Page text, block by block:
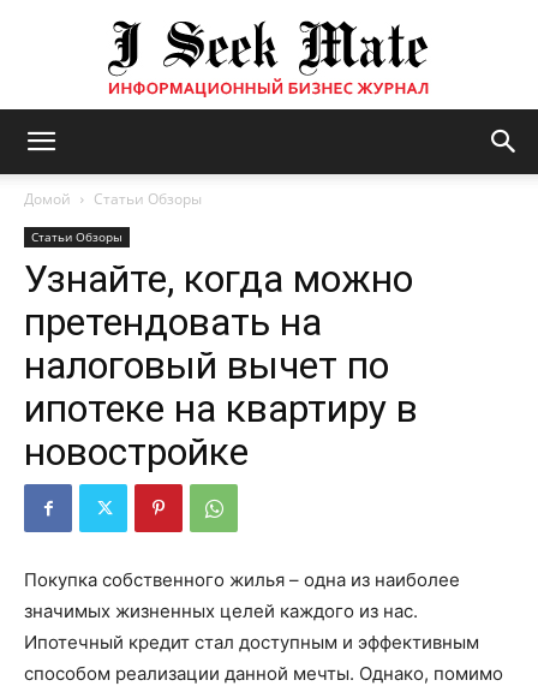
журнал
|
Домой Статьи Обзоры
Статьи Обзоры
Узнайте, когда можно
претендовать на
налоговый вычет по
ипотеке на квартиру в
новостройке
Покупка собственного жилья – одна из наиболее
значимых жизненных целей каждого из нас.
Ипотечный кредит стал доступным и эффективным
способом реализации данной мечты. Однако, помимо